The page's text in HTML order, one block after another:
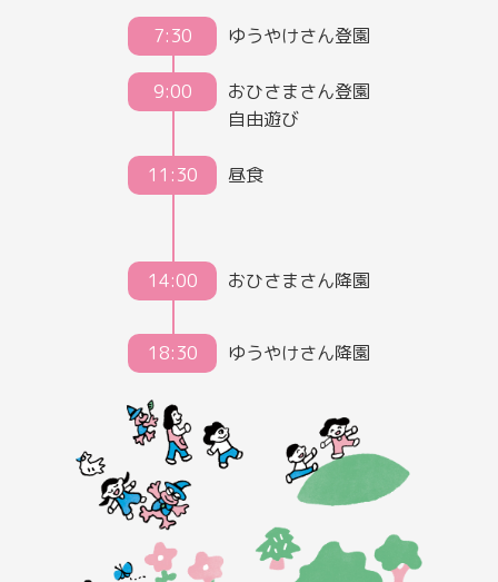
7:30
ゆうやけさん登園
9:00
おひさまさん登園
自由遊び
11:30 昼食
14:00 おひさまさん降園
18:30 ゆうやけさん降園